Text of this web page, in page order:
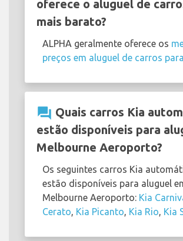
oferece o aluguel de
mais barato?
ALPHA geralmente oferece os
preços em aluguel de carros
question_answer Quais carros Kia
estão disponíveis para
Melbourne Aeroporto?
Os seguintes carros Kia
estão disponíveis para aluguel
Melbourne Aeroporto: Kia
Cerato, Kia Picanto, Kia Rio, Kia